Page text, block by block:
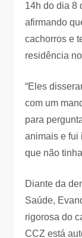
14h do dia 8
afirmando
cachorros e
residência
“Eles
com um
para
animais e fui
que não
Diante da
Saúde,
rigorosa do
CCZ está